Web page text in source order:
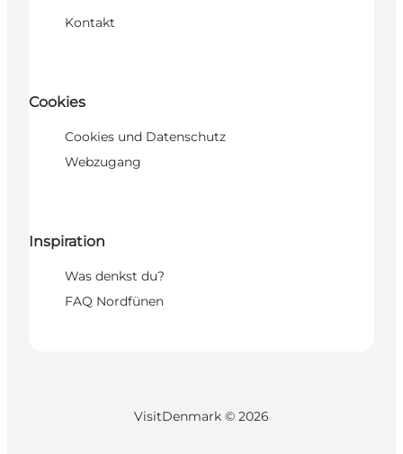
Kontakt
Cookies
Cookies und Datenschutz
Webzugang
Inspiration
Was denkst du?
FAQ Nordfünen
VisitDenmark © 2026